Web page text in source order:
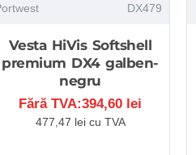
DX479
Vesta HiVis Softshell
premium DX4 galben-
negru
Fără TVA:394,60 lei
477,47 lei cu TVA